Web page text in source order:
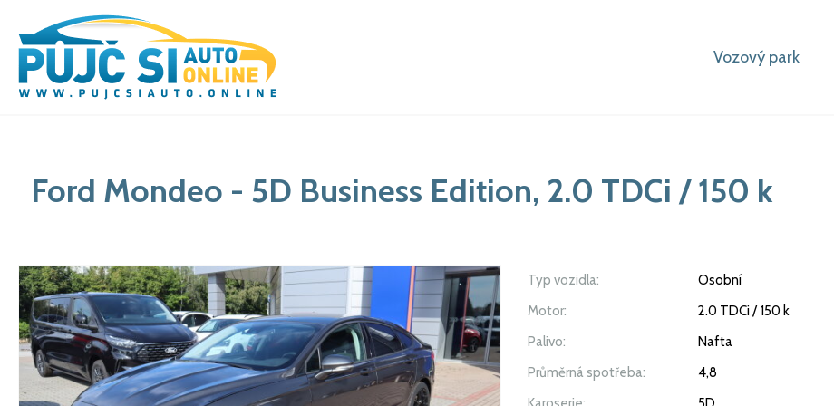
Vozový park
Ford Mondeo - 5D Business Edition, 2.0 TDCi / 150 k
Typ vozidla:
Osobní
Motor:
2.0 TDCi / 150 k
Palivo:
Nafta
Průměrná spotřeba:
4,8